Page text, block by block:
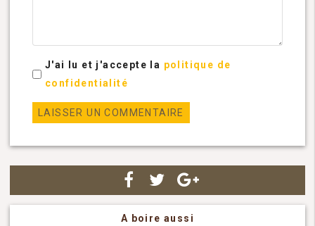
J'ai lu et j'accepte la politique de
confidentialité
A boire aussi